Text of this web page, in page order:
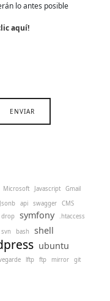
lo antes posible
aquí!
Microsoft Javascript
Gmail
Jsonb api swagger
CMS
drop symfony .htaccess
svn bash shell
ubuntu
lftp ftp mirror
git